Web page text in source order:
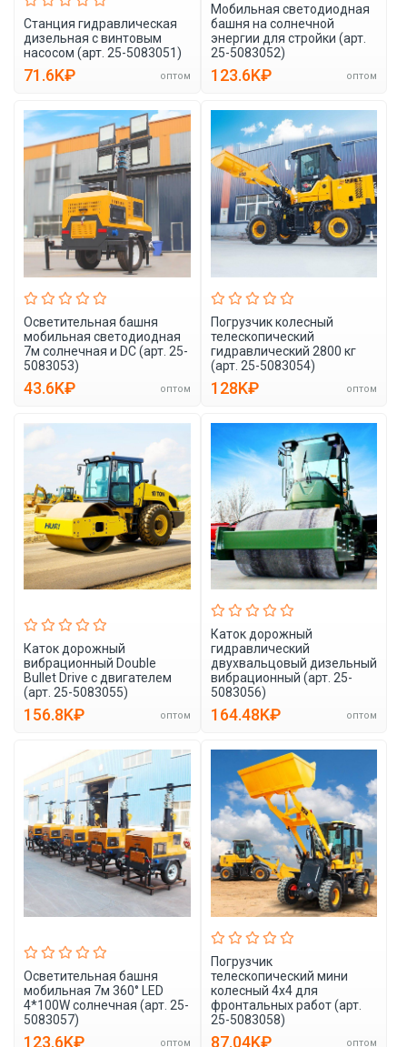
Станция гидравлическая
дизельная с винтовым
насосом (арт. 25-5083051)
71.6K₽ оптом
Мобильная светодиодная
башня на солнечной
энергии для стройки (арт.
25-5083052)
123.6K₽ оптом
Осветительная башня
мобильная светодиодная
7м солнечная и DC (арт. 25-
5083053)
43.6K₽ оптом
Погрузчик колесный
телескопический
гидравлический 2800 кг
(арт. 25-5083054)
128K₽ оптом
Каток дорожный
вибрационный Double
Bullet Drive с двигателем
(арт. 25-5083055)
156.8K₽ оптом
Каток дорожный
гидравлический
двухвальцовый дизельный
вибрационный (арт. 25-
5083056)
164.48K₽ оптом
Осветительная башня
мобильная 7м 360° LED
4*100W солнечная (арт. 25-
5083057)
123.6K₽ оптом
Погрузчик
телескопический мини
колесный 4x4 для
фронтальных работ (арт.
25-5083058)
87.04K₽ оптом